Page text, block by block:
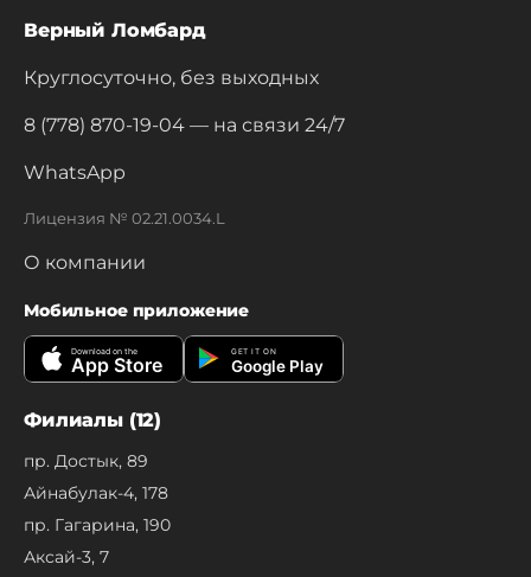
Верный Ломбард
Круглосуточно, без выходных
8 (778) 870-19-04 — на связи 24/7
WhatsApp
Лицензия № 02.21.0034.L
О компании
Мобильное приложение
Download on the
App Store
GET IT ON
Google Play
Филиалы (12)
пр. Достык, 89
Айнабулак-4, 178
пр. Гагарина, 190
Аксай-3, 7